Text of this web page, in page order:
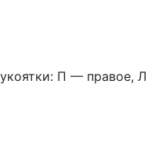
П — правое,